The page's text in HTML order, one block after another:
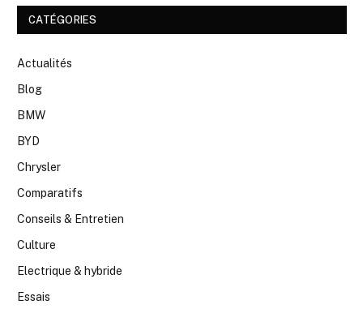
CATÉGORIES
Actualités
Blog
BMW
BYD
Chrysler
Comparatifs
Conseils & Entretien
Culture
Electrique & hybride
Essais